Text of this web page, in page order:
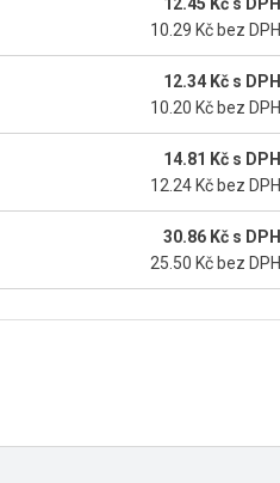
10.29 Kč bez DPH
12.34 Kč s DPH
10.20 Kč bez DPH
14.81 Kč s DPH
12.24 Kč bez DPH
30.86 Kč s DPH
25.50 Kč bez DPH